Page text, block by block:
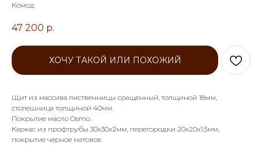
Комод
47 200 р.
ХОЧУ ТАКОЙ ИЛИ ПОХОЖИЙ
Щит из массива лиственницы сращенный, толщиной 18мм,
столешница толщиной 40мм.
Покрытие масло Osmo.
Каркас из профтрубы 30х30х2мм, перегородки 20х20х1,5мм,
покрытие черное матовое.